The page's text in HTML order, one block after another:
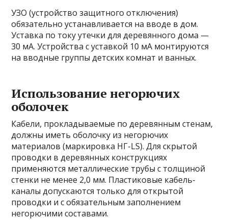
УЗО (устройство защитного отключения)
обязательно устанавливается на вводе в дом.
Уставка по току утечки для деревянного дома —
30 мА. Устройства с уставкой 10 мА монтируются
на вводные группы детских комнат и ванных.
Использование негорючих
оболочек
Кабели, прокладываемые по деревянным стенам,
должны иметь оболочку из негорючих
материалов (маркировка НГ-LS). Для скрытой
проводки в деревянных конструкциях
применяются металлические трубы с толщиной
стенки не менее 2,0 мм. Пластиковые кабель-
каналы допускаются только для открытой
проводки и с обязательным заполнением
негорючими составами.